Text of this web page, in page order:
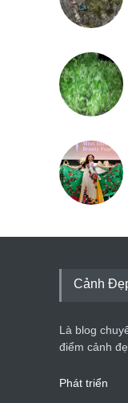
Cảnh
Là blog
điểm cảnh
Phát triển